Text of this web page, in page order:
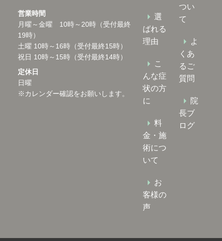
営業時間
月曜～金曜 10時～20時（受付最終
19時）
土曜 10時～16時（受付最終15時）
祝日 10時～15時（受付最終14時）
定休日
日曜
※カレンダー確認をお願いします。
選
ばれる
理由
こ
んな症
状の方
に
料
金・施
術につ
いて
お
客様の
声
つい
て
よ
くあ
るご
質問
院
長ブ
ログ